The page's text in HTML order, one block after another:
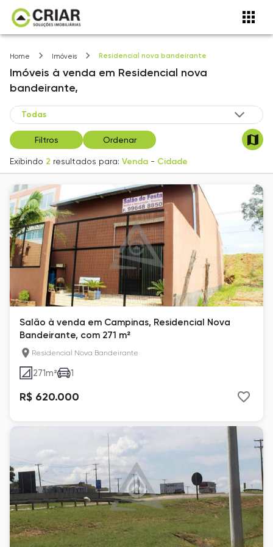
Home Imóveis Residencial nova bandeirante
Imóveis à venda em Residencial nova
bandeirante,
Filtros Ordenar
Exibindo 2 resultados para: Venda - Cidade
Salão à venda em Campinas, Residencial Nova
Bandeirante, com 271 m²
Residencial Nova Bandeirante
271m² 1
R$ 620.000